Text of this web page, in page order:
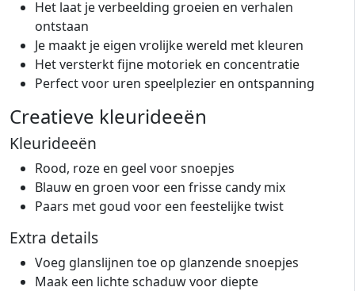
Het laat je verbeelding groeien en verhalen
ontstaan
Je maakt je eigen vrolijke wereld met kleuren
Het versterkt fijne motoriek en concentratie
Perfect voor uren speelplezier en ontspanning
Creatieve kleurideeën
Kleurideeën
Rood, roze en geel voor snoepjes
Blauw en groen voor een frisse candy mix
Paars met goud voor een feestelijke twist
Extra details
Voeg glanslijnen toe op glanzende snoepjes
Maak een lichte schaduw voor diepte